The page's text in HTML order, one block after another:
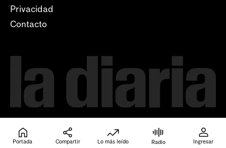
Privacidad
Contacto
Portada Compartir Lo más leído Radio Ingresar